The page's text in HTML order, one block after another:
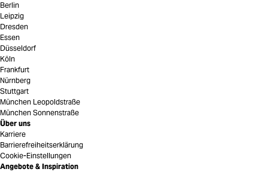
Berlin
Leipzig
Dresden
Essen
Düsseldorf
Köln
Frankfurt
Nürnberg
Stuttgart
München Leopoldstraße
München Sonnenstraße
Über uns
Karriere
Barrierefreiheitserklärung
Cookie-Einstellungen
Angebote & Inspiration